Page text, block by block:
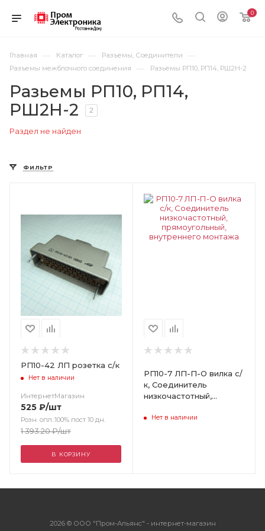
0
Главная — Каталог — Разъемы, Соединители —
Разъемы межблочного соединения — Разьемы РП10, РП14, РШ2Н-2
Разьемы РП10, РП14,
РШ2Н-2
2
Раздел не найден
ФИЛЬТР
РП10-42 ЛП розетка с/к
Нет в наличии
ИнтернетМагазин
525 ₽/шт
Розн. опл.:100% пост 10 дн.
1 393.20₽/шт
В КОРЗИНУ
РП10-7 ЛП-П-О вилка с/
к, Соединитель
низкочастотный,
внутреннего монтажа
Нет в наличии
2026 © ООО "Пром-Альянс" - интернет-магазин